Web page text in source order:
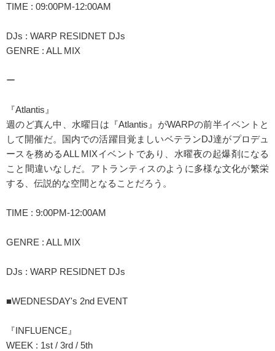
TIME : 09:00PM-12:00AM
DJs : WARP RESIDNET DJs
GENRE : ALL MIX
ー
『Atlantis』
週のど真ん中、水曜日は『Atlantis』がWARPの前半イベントと
して開催だ。国内での活躍目覚ましいベテランDJ達がプロデュ
ースを務めるALL MIXイベントであり、水曜夜の起爆剤になる
こと間違いなしだ。アトランティスのように多様な文化が繁栄
する、伝説的な空間となることだろう。
TIME : 9:00PM-12:00AM
GENRE : ALL MIX
DJs : WARP RESIDNET DJs
■WEDNESDAY's 2nd EVENT
『INFLUENCE』
WEEK : 1st / 3rd / 5th